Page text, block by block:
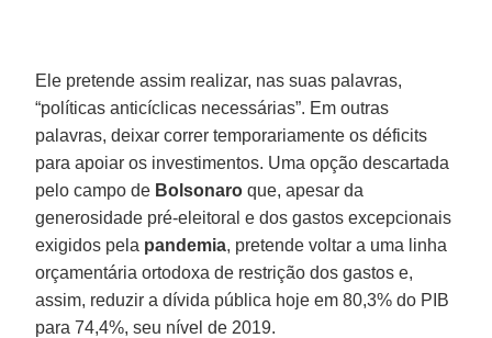
Ele pretende assim realizar, nas suas palavras,
“políticas anticíclicas necessárias”. Em outras
palavras, deixar correr temporariamente os déficits
para apoiar os investimentos. Uma opção descartada
pelo campo de Bolsonaro que, apesar da
generosidade pré-eleitoral e dos gastos excepcionais
exigidos pela pandemia, pretende voltar a uma linha
orçamentária ortodoxa de restrição dos gastos e,
assim, reduzir a dívida pública hoje em 80,3% do PIB
para 74,4%, seu nível de 2019.